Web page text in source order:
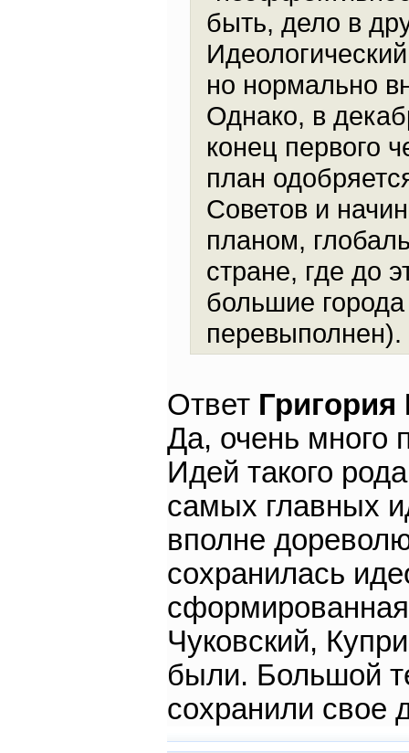
быть, дело в
но нормально
Однако, в
конец первого
план
Советов и
планом,
стране, где до
большие
перевыполнен).
Ответ
Да, очень много
Идей такого
самых главных
вполне
сохранилась
Чуковский,
были. Большой
сохранили свое